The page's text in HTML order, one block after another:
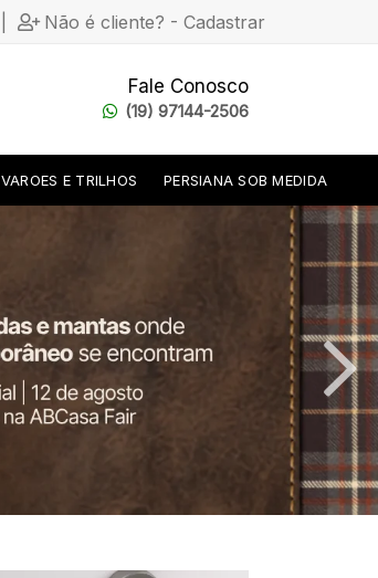
Não é cliente? - Cadastrar
Fale Conosco
(19) 97144-2506
VAROES E TRILHOS PERSIANA SOB MEDIDA